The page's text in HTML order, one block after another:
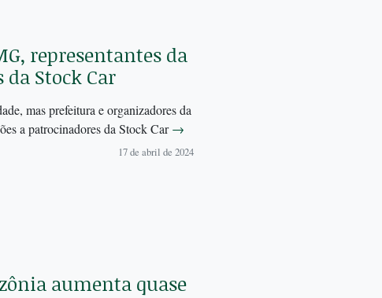
representantes da
Stock Car
mas prefeitura e organizadores da
a patrocinadores da Stock Car→
17 de abril de 2024
aumenta quase